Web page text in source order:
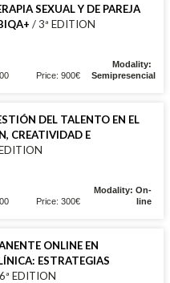
SEXUAL Y DE PAREJA
/ 3ª EDITION
Price: 900€
Modality:
Semipresencial
DEL TALENTO EN EL
CREATIVIDAD E
Price: 300€
Modality: On-
line
ONLINE EN
ESTRATEGIAS
EDITION